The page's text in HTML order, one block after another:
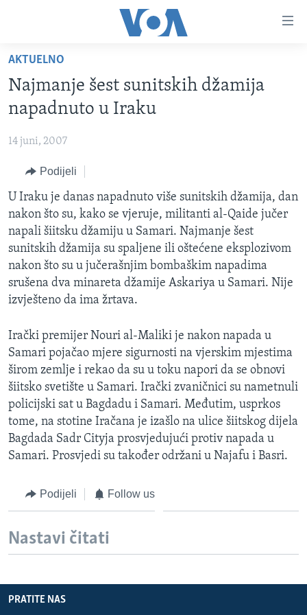
glavni
sadržaj
na
glavnu
navigaciju
pretragu
VIDEO
FOTOGRAFIJE DANA
VIJESTI
SJEDINJENE AMERIČKE DRŽAVE
BOSNA I HERCEGOVINA
NAUKA I TEHNOLOGIJA
SPECIJALNI PROJEKTI
KORUPCIJA
SLOBODA MEDIJA
ŽENSKA STRANA
IZBJEGLIČKA STRANA
O GLASU AMERIKE
Learning English
PRATITE NAS
AKTUELNO
Najmanje šest sunitskih džamija
napadnuto u Iraku
14 juni, 2007
Podijeli
U Iraku je danas napadnuto više sunitskih džamija, dan
nakon što su, kako se vjeruje, militanti al-Qaide jučer
napali šiitsku džamiju u Samari. Najmanje šest
sunitskih džamija su spaljene ili oštećene eksplozivom
nakon što su u jučerašnjim bombaškim napadima
srušena dva minareta džamije Askariya u Samari. Nije
izvješteno da ima žrtava.
Irački premijer Nouri al-Maliki je nakon napada u
Samari pojačao mjere sigurnosti na vjerskim mjestima
širom zemlje i rekao da su u toku napori da se obnovi
šiitsko svetište u Samari. Irački zvaničnici su nametnuli
policijski sat u Bagdadu i Samari. Međutim, usprkos
tome, na stotine Iračana je izašlo na ulice šiitskog dijela
Bagdada Sadr Cityja prosvjedujući protiv napada u
Samari. Prosvjedi su također održani u Najafu i Basri.
Podijeli Follow us
Nastavi čitati
PRATITE NAS